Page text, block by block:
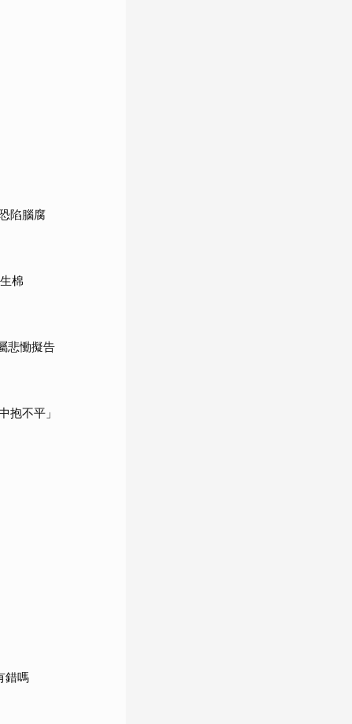
陷腦腐
棉
悲慟擬告
抱不平」
錯嗎